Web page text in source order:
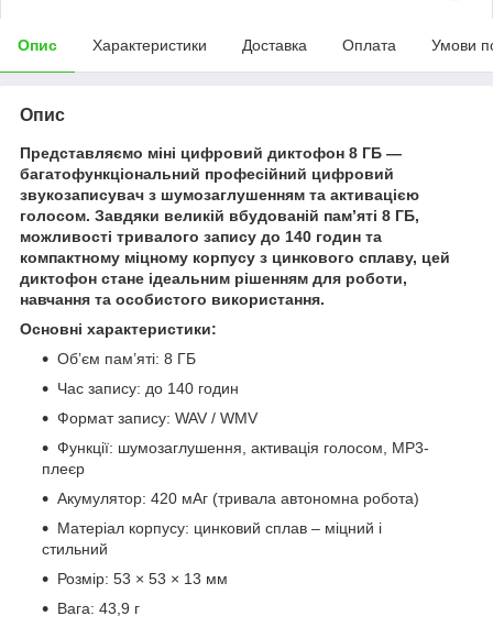
Опис Характеристики Доставка Оплата Умови
Опис
Представляємо міні цифровий диктофон 8 ГБ —
багатофункціональний професійний цифровий
звукозаписувач з шумозаглушенням та активацією
голосом. Завдяки великій вбудованій пам’яті 8 ГБ,
можливості тривалого запису до 140 годин та
компактному міцному корпусу з цинкового сплаву, цей
диктофон стане ідеальним рішенням для роботи,
навчання та особистого використання.
Основні характеристики:
Об’єм пам’яті: 8 ГБ
Час запису: до 140 годин
Формат запису: WAV / WMV
Функції: шумозаглушення, активація голосом, MP3-
плеєр
Акумулятор: 420 мАг (тривала автономна робота)
Матеріал корпусу: цинковий сплав – міцний і
стильний
Розмір: 53 × 53 × 13 мм
Вага: 43,9 г